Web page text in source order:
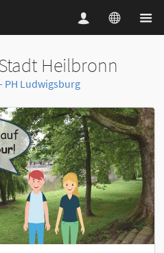
Heilbronn
PH Ludwigsburg